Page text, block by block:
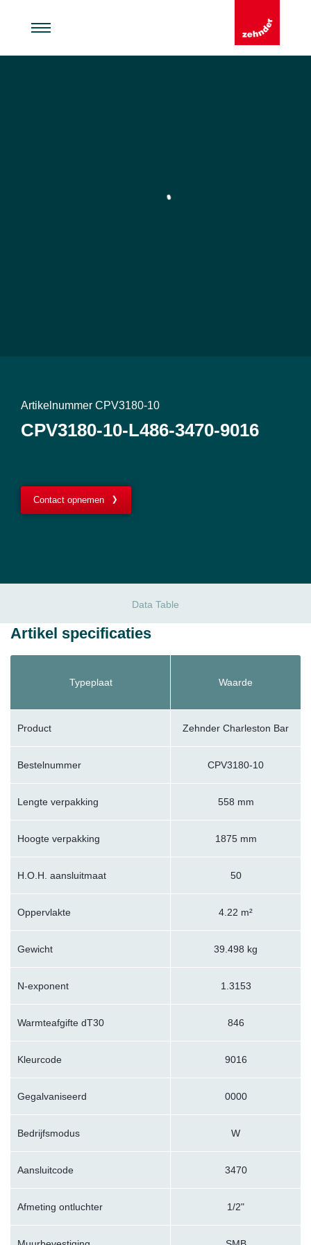
Artikelnummer CPV3180-10
CPV3180-10-L486-3470-9016
Contact opnemen
Data Table
Artikel specificaties
Typeplaat Waarde
Product Zehnder Charleston Bar
Bestelnummer CPV3180-10
Lengte verpakking 558 mm
Hoogte verpakking 1875 mm
H.O.H. aansluitmaat 50
Oppervlakte 4.22 m²
Gewicht 39.498 kg
N-exponent 1.3153
Warmteafgifte dT30 846
Kleurcode 9016
Gegalvaniseerd 0000
Bedrijfsmodus W
Aansluitcode 3470
Afmeting ontluchter 1/2"